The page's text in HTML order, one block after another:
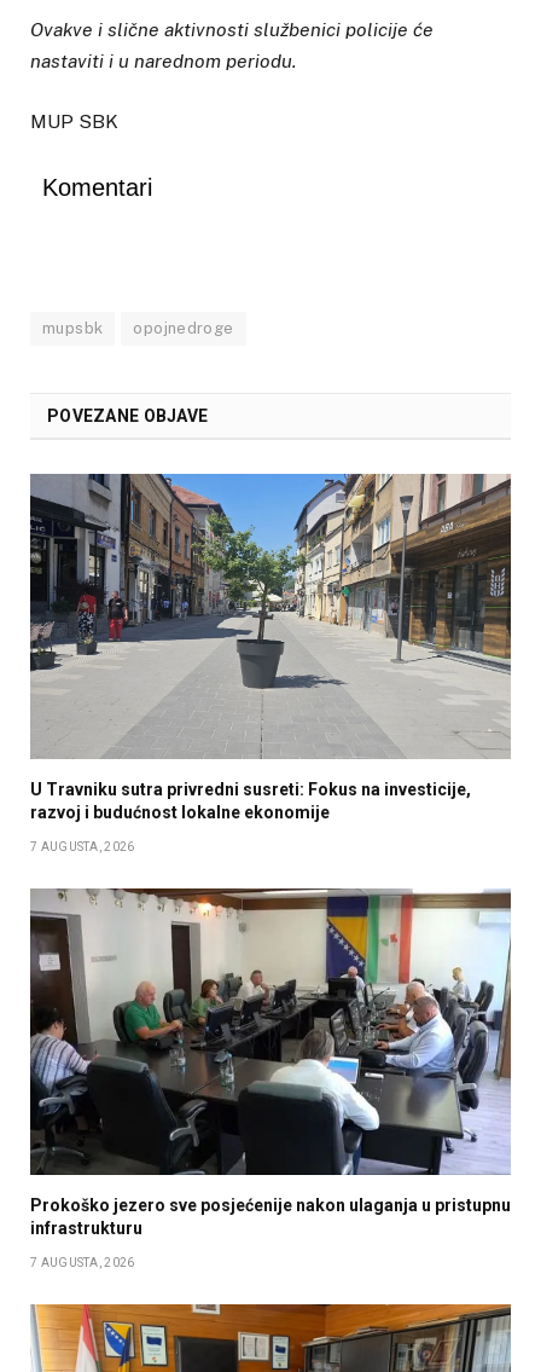
Ovakve i slične aktivnosti službenici policije će
nastaviti i u narednom periodu.
MUP SBK
Komentari
mupsbk opojnedroge
POVEZANE OBJAVE
U Travniku sutra privredni susreti: Fokus na investicije,
razvoj i budućnost lokalne ekonomije
7 AUGUSTA, 2026
Prokoško jezero sve posjećenije nakon ulaganja u pristupnu
infrastrukturu
7 AUGUSTA, 2026